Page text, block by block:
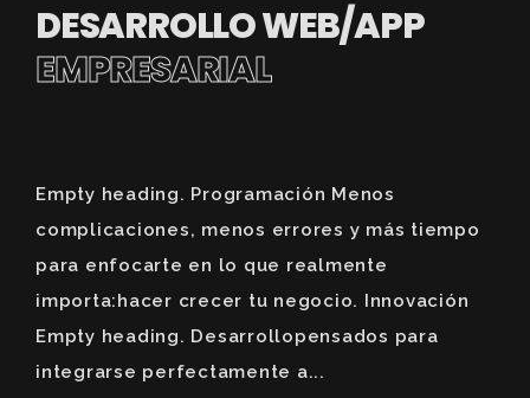
DESARROLLO WEB/APP
EMPRESARIAL
Empty heading. Programación Menos
complicaciones, menos errores y más tiempo
para enfocarte en lo que realmente
importa:hacer crecer tu negocio. Innovación
Empty heading. Desarrollopensados para
integrarse perfectamente a...